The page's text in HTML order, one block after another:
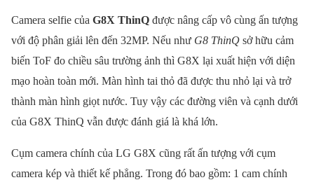
Camera selfie của G8X ThinQ được nâng cấp vô cùng ấn tượng
với độ phân giải lên đến 32MP. Nếu như G8 ThinQ sở hữu cảm
biến ToF đo chiều sâu trường ảnh thì G8X lại xuất hiện với diện
mạo hoàn toàn mới. Màn hình tai thỏ đã được thu nhỏ lại và trở
thành màn hình giọt nước. Tuy vậy các đường viên và cạnh dưới
của G8X ThinQ vẫn được đánh giá là khá lớn.
Cụm camera chính của LG G8X cũng rất ấn tượng với cụm
camera kép và thiết kế phẳng. Trong đó bao gồm: 1 cam chính